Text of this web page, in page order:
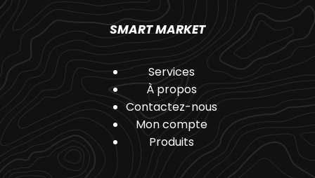
SMART MARKET
Services
À propos
Contactez-nous
Mon compte
Produits